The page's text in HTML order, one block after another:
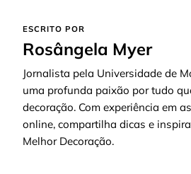
ESCRITO POR
Rosângela Myer
Jornalista pela Universidade de
uma profunda paixão por tudo
decoração. Com experiência em
online, compartilha dicas e
Melhor Decoração.